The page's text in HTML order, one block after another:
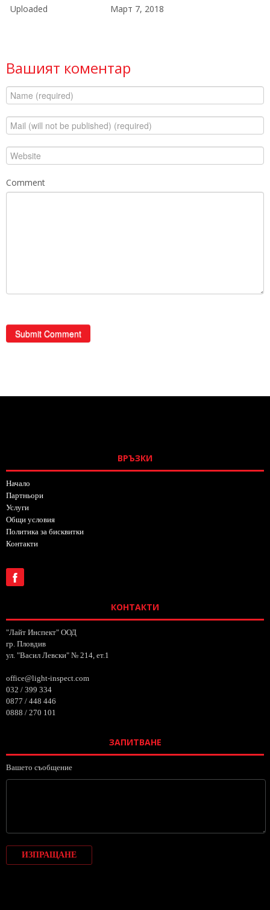
Uploaded Март 7, 2018
Вашият коментар
Comment
ВРЪЗКИ
Начало
Партньори
Услуги
Общи условия
Политика за бисквитки
Контакти
КОНТАКТИ
"Лайт Инспект" ООД
гр. Пловдив
ул. "Васил Левски" № 214, ет.1
office@light-inspect.com
032 / 399 334
0877 / 448 446
0888 / 270 101
ЗАПИТВАНЕ
Вашето съобщение